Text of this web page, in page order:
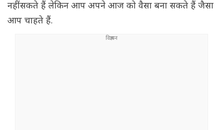
नहीं सकते हैं लेकिन आप अपने आज को वैसा बना सकते हैं जैसा
आप चाहते हैं.